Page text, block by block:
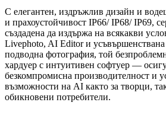
С елегантен, издръжлив дизайн и
и прахоустойчивост IP66/ IP68/ IP69,
създадена да издържа на всякакви
Livephoto, AI Editor и усъвършенствана
подводна фотография, той
хардуер с интуитивен софтуер —
безкомпромисна производителност и
възможности на AI както за творци,
обикновени потребители.